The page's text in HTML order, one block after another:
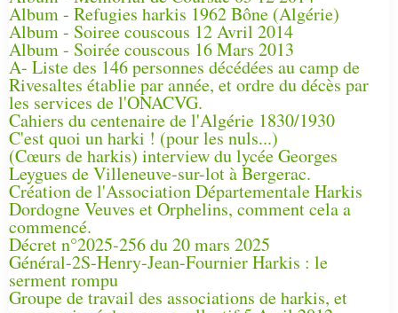
Album - Refugies harkis 1962 Bône (Algérie)
Album - Soiree couscous 12 Avril 2014
Album - Soirée couscous 16 Mars 2013
A- Liste des 146 personnes décédées au camp de
Rivesaltes établie par année, et ordre du décès par
les services de l'ONACVG.
Cahiers du centenaire de l'Algérie 1830/1930
C'est quoi un harki ! (pour les nuls...)
(Cœurs de harkis) interview du lycée Georges
Leygues de Villeneuve-sur-lot à Bergerac.
Création de l'Association Départementale Harkis
Dordogne Veuves et Orphelins, comment cela a
commencé.
Décret n°2025-256 du 20 mars 2025
Général-2S-Henry-Jean-Fournier Harkis : le
serment rompu
Groupe de travail des associations de harkis, et